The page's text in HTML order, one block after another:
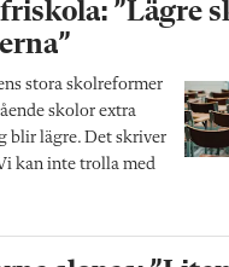
”Lägre
stora skolreformer
skolor extra
blir lägre. Det skriver
kan inte trolla med